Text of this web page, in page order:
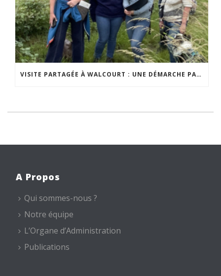
VISITE PARTAGÉE À WALCOURT : UNE DÉMARCHE PARTICIPATIVE ANIMÉE PAR ESPACE ENVIRONNEMENT
A Propos
Qui sommes-nous ?
Notre équipe
L’Organe d’Administration
Publications